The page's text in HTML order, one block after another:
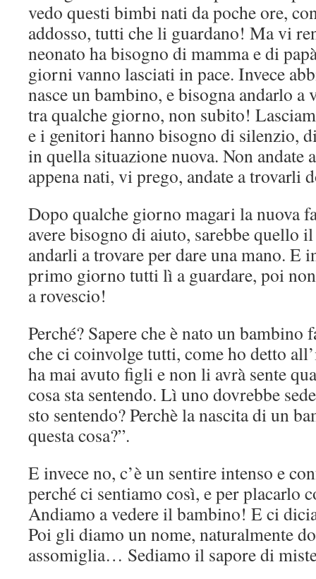
vedo questi bimbi nati da poche ore,
addosso, tutti che li guardano! Ma vi
neonato ha bisogno di mamma e di
giorni vanno lasciati in pace. Invece
nasce un bambino, e bisogna andarlo a
tra qualche giorno, non subito!
e i genitori hanno bisogno di silenzio,
in quella situazione nuova. Non andate
appena nati, vi prego, andate a trovarli
Dopo qualche giorno magari la nuova
avere bisogno di aiuto, sarebbe quello
andarli a trovare per dare una mano. E
primo giorno tutti lì a guardare, poi
a rovescio!
Perché? Sapere che è nato un bambino
che ci coinvolge tutti, come ho detto
ha mai avuto figli e non li avrà sente
cosa sta sentendo. Lì uno dovrebbe
sto sentendo? Perchè la nascita di un
questa cosa?”.
E invece no, c’è un sentire intenso e
perché ci sentiamo così, e per placarlo
Andiamo a vedere il bambino! E ci
Poi gli diamo un nome, naturalmente
assomiglia… Sediamo il sapore di